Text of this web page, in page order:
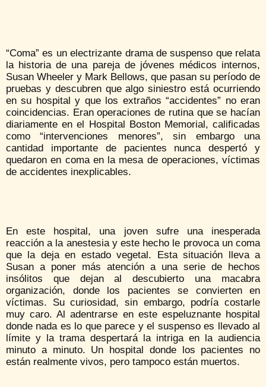
“Coma” es un electrizante drama de suspenso que relata
la historia de una pareja de jóvenes médicos internos,
Susan Wheeler y Mark Bellows, que pasan su período de
pruebas y descubren que algo siniestro está ocurriendo
en su hospital y que los extraños “accidentes” no eran
coincidencias. Eran operaciones de rutina que se hacían
diariamente en el Hospital Boston Memorial, calificadas
como “intervenciones menores”, sin embargo una
cantidad importante de pacientes nunca despertó y
quedaron en coma en la mesa de operaciones, víctimas
de accidentes inexplicables.
En este hospital, una joven sufre una inesperada
reacción a la anestesia y este hecho le provoca un coma
que la deja en estado vegetal. Esta situación lleva a
Susan a poner más atención a una serie de hechos
insólitos que dejan al descubierto una macabra
organización, donde los pacientes se convierten en
víctimas. Su curiosidad, sin embargo, podría costarle
muy caro. Al adentrarse en este espeluznante hospital
donde nada es lo que parece y el suspenso es llevado al
límite y la trama despertará la intriga en la audiencia
minuto a minuto. Un hospital donde los pacientes no
están realmente vivos, pero tampoco están muertos.